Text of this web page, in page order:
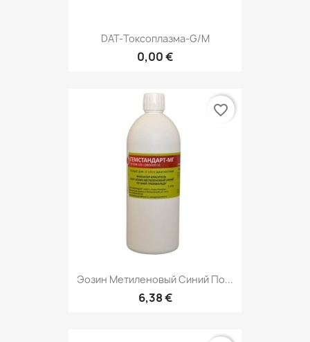
DAT-Токсоплазма-G/M
0,00 €
Эозин Метиленовый Синий По...
6,38 €
favorite_border